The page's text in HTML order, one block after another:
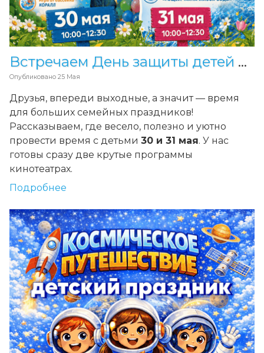
Встречаем День защиты детей в Смене и Дружбе
Опубликовано 25 Мая
Друзья, впереди выходные, а значит — время
для больших семейных праздников!
Рассказываем, где весело, полезно и уютно
провести время с детьми 30 и 31 мая. У нас
готовы сразу две крутые программы
кинотеатрах.
Подробнее